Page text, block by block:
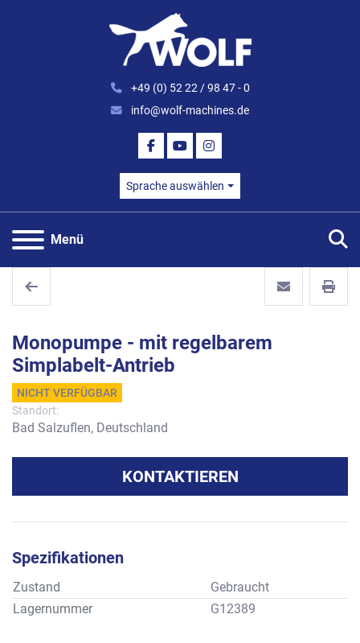
+49 (0) 52 22 / 98 47 - 0
info@wolf-machines.de
FACEBOOK
YOUTUBEINSTAGRAM
Sprache auswählen
Menü
Monopumpe - mit regelbarem
Simplabelt-Antrieb
NICHT VERFÜGBAR
Standort:
Bad Salzuflen, Deutschland
KONTAKTIEREN
Spezifikationen
Zustand
Gebraucht
Lagernummer
G12389